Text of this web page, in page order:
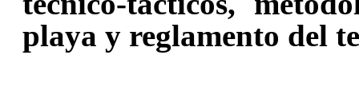
playa y reglamento del